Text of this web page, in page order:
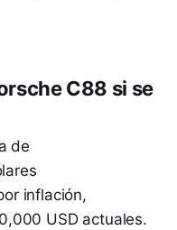
C88 si se
de
inflación,
USD actuales.